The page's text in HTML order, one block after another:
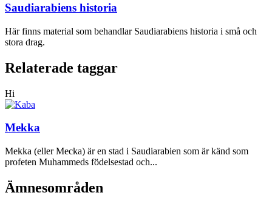
Saudiarabiens historia
Här finns material som behandlar Saudiarabiens historia i små och
stora drag.
Relaterade taggar
Hi
Mekka
Mekka (eller Mecka) är en stad i Saudiarabien som är känd som
profeten Muhammeds födelsestad och...
Ämnesområden